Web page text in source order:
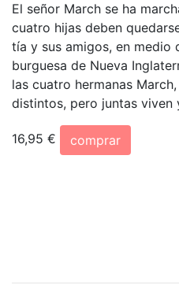
El señor March se ha
cuatro hijas deben
tía y sus amigos, en medio
burguesa de Nueva
las cuatro hermanas
distintos, pero juntas viven
16,95 €
comprar